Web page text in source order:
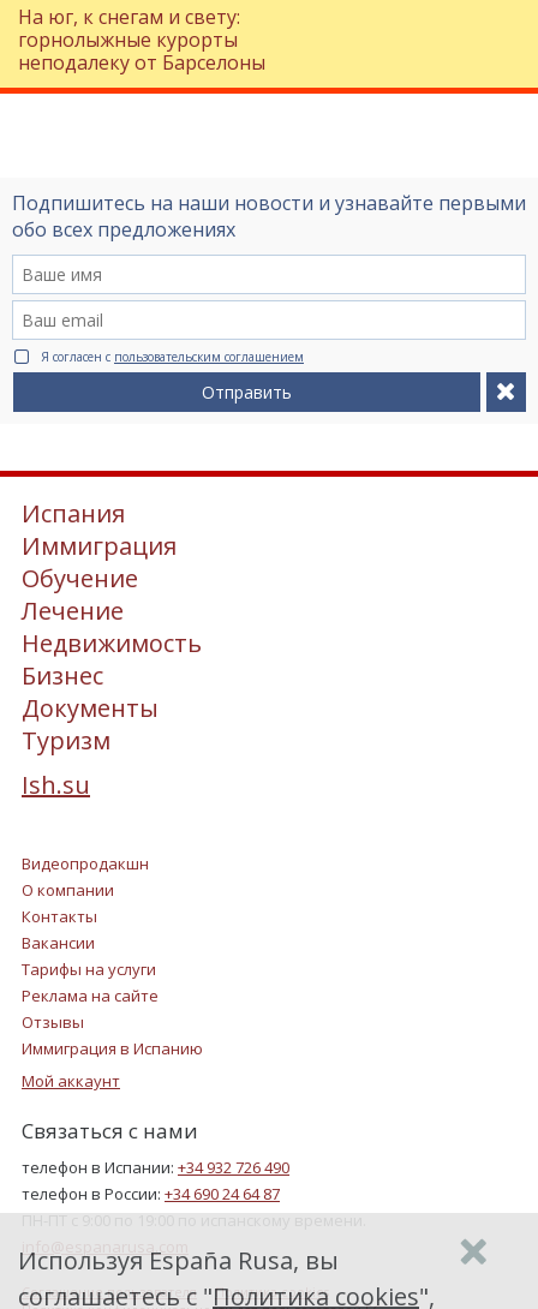
На юг, к снегам и свету:
горнолыжные курорты
неподалеку от Барселоны
Подпишитесь на наши новости и узнавайте первыми
обо всех предложениях
Я согласен с пользовательским соглашением
Отправить
Испания
Иммиграция
Обучение
Лечение
Недвижимость
Бизнес
Документы
Туризм
Ish.su
Видеопродакшн
О компании
Контакты
Вакансии
Тарифы на услуги
Реклама на сайте
Отзывы
Иммиграция в Испанию
Мой аккаунт
Связаться с нами
телефон в Испании: +34 932 726 490
телефон в России: +34 690 24 64 87
ПН-ПТ с 9:00 по 19:00 по испанскому времени.
Соглашение пользователя
Политика cookies
Используя España Rusa, вы
соглашаетесь с "Политика cookies",